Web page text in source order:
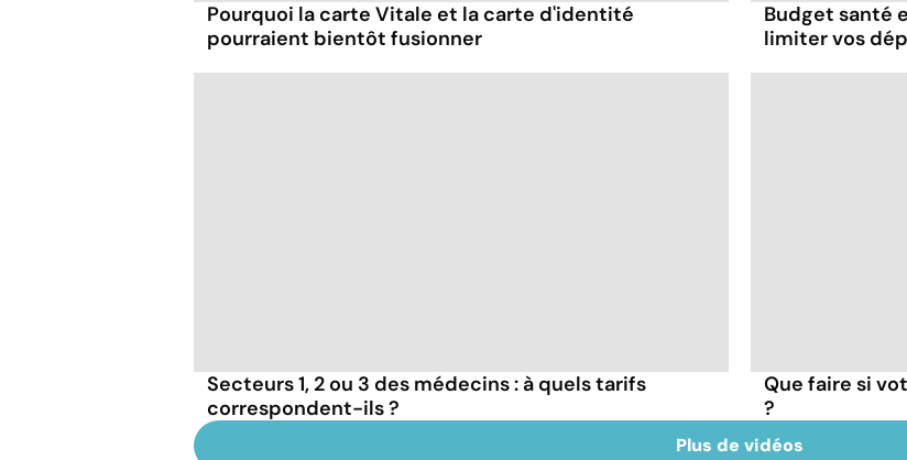
Pourquoi la carte Vitale et la carte d'identité
pourraient bientôt fusionner
Budget santé
limiter vos
Secteurs 1, 2 ou 3 des médecins : à quels tarifs
correspondent-ils ?
Que faire si
?
Plus de vidéos